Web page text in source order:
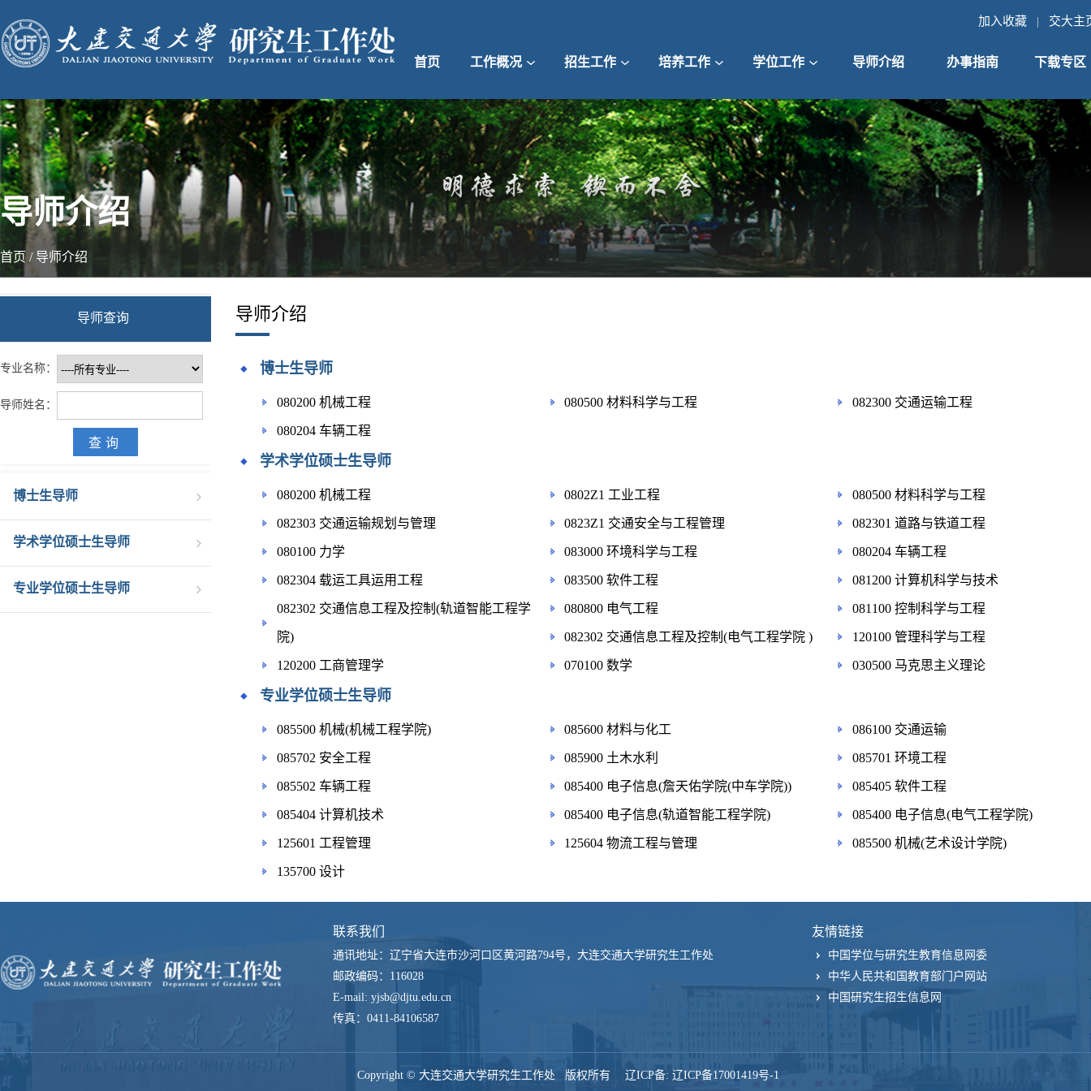
加入收藏 交大主
首页 工作概况 招生工作 培养工作 学位工作 导师介绍 办事指南 下载专区
导师介绍
首页 / 导师介绍
导师查询
专业名称：
导师姓名：
博士生导师
学术学位硕士生导师
专业学位硕士生导师
导师介绍
博士生导师
080200 机械工程 080500 材料科学与工程 082300 交通运输工程
080204 车辆工程
学术学位硕士生导师
080200 机械工程 0802Z1 工业工程 080500 材料科学与工程
082303 交通运输规划与管理 0823Z1 交通安全与工程管理 082301 道路与铁道工程
080100 力学 083000 环境科学与工程 080204 车辆工程
082304 载运工具运用工程 083500 软件工程 081200 计算机科学与技术
082302 交通信息工程及控制(轨道智能工程学
院)
080800 电气工程 081100 控制科学与工程
082302 交通信息工程及控制(电气工程学院 ) 120100 管理科学与工程
120200 工商管理学 070100 数学 030500 马克思主义理论
专业学位硕士生导师
085500 机械(机械工程学院) 085600 材料与化工 086100 交通运输
085702 安全工程 085900 土木水利 085701 环境工程
085502 车辆工程 085400 电子信息(詹天佑学院(中车学院)) 085405 软件工程
085404 计算机技术 085400 电子信息(轨道智能工程学院) 085400 电子信息(电气工程学院)
125601 工程管理 125604 物流工程与管理 085500 机械(艺术设计学院)
135700 设计
联系我们
通讯地址：辽宁省大连市沙河口区黄河路794号，大连交通大学研究生工作处
邮政编码： 116028
E-mail: yjsb@djtu.edu.cn
传真： 0411-84106587
友情链接
中国学位与研究生教育信息网委
中华人民共和国教育部门户网站
中国研究生招生信息网
Copyright © 大连交通大学研究生工作处 版权所有 辽ICP备: 辽ICP备17001419号-1